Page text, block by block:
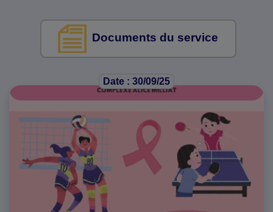
Documents du service
Date : 30/09/25